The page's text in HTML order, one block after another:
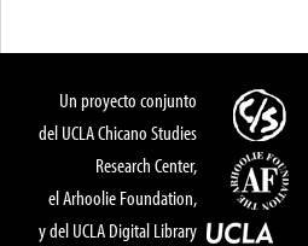
Un proyecto conjunto
del UCLA Chicano Studies
Research Center,
el Arhoolie Foundation,
y del UCLA Digital Library